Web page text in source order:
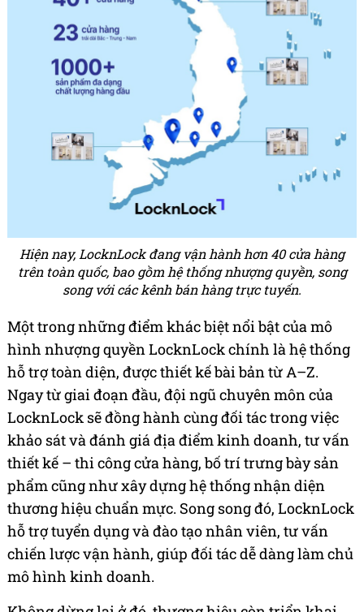
Hiện nay, LocknLock đang vận hành hơn 40 cửa hàng
trên toàn quốc, bao gồm hệ thống nhượng quyền, song
song với các kênh bán hàng trực tuyến.
Một trong những điểm khác biệt nổi bật của mô
hình nhượng quyền LocknLock chính là hệ thống
hỗ trợ toàn diện, được thiết kế bài bản từ A–Z.
Ngay từ giai đoạn đầu, đội ngũ chuyên môn của
LocknLock sẽ đồng hành cùng đối tác trong việc
khảo sát và đánh giá địa điểm kinh doanh, tư vấn
thiết kế – thi công cửa hàng, bố trí trưng bày sản
phẩm cũng như xây dựng hệ thống nhận diện
thương hiệu chuẩn mực. Song song đó, LocknLock
hỗ trợ tuyển dụng và đào tạo nhân viên, tư vấn
chiến lược vận hành, giúp đối tác dễ dàng làm chủ
mô hình kinh doanh.